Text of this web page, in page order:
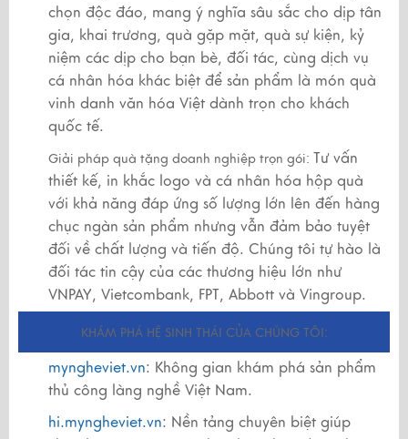
chọn độc đáo, mang ý nghĩa sâu sắc cho dịp tân
gia, khai trương, quà gặp mặt, quà sự kiện, kỷ
niệm các dịp cho bạn bè, đối tác, cùng dịch vụ
cá nhân hóa khác biệt để sản phẩm là món quà
vinh danh văn hóa Việt dành trọn cho khách
quốc tế.
Giải pháp quà tặng doanh nghiệp trọn gói: Tư vấn
thiết kế, in khắc logo và cá nhân hóa hộp quà
với khả năng đáp ứng số lượng lớn lên đến hàng
chục ngàn sản phẩm nhưng vẫn đảm bảo tuyệt
đối về chất lượng và tiến độ. Chúng tôi tự hào là
đối tác tin cậy của các thương hiệu lớn như
VNPAY, Vietcombank, FPT, Abbott và Vingroup.
KHÁM PHÁ HỆ SINH THÁI CỦA CHÚNG TÔI:
myngheviet.vn: Không gian khám phá sản phẩm
thủ công làng nghề Việt Nam.
hi.myngheviet.vn: Nền tảng chuyên biệt giúp